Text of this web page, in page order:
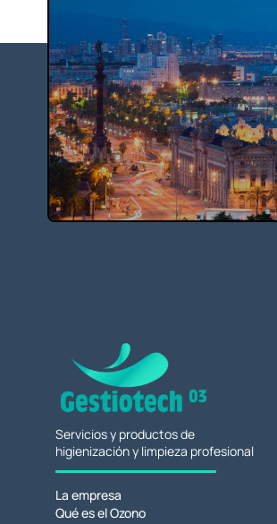
Servicios y productos de
higienización y limpieza profesional
La empresa
Qué es el Ozono